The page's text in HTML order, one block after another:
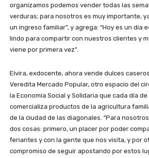
organizamos podemos vender todas las
verduras; para nosotros es muy importante,
un ingreso familiar”, y agrega: “Hoy es un día
lindo para compartir con nuestros clientes y
viene por primera vez”.
Elvira, exdocente, ahora vende dulces
Veredita Mercado Popular, otro espacio del
la Economía Social y Solidaria que cada día
comercializa productos de la agricultura
de la ciudad de las diagonales. “Para
dos cosas: primero, un placer por poder
feriantes y con la gente que nos visita, y por
compromiso de seguir apostando por estos